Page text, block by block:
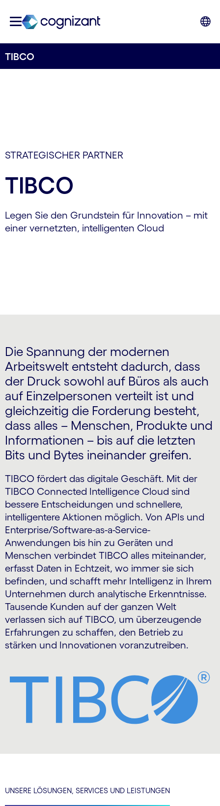
TIBCO
STRATEGISCHER PARTNER
TIBCO
Legen Sie den Grundstein für Innovation – mit
einer vernetzten, intelligenten Cloud
Die Spannung der modernen
Arbeitswelt entsteht dadurch, dass
der Druck sowohl auf Büros als auch
auf Einzelpersonen verteilt ist und
gleichzeitig die Forderung besteht,
dass alles – Menschen, Produkte und
Informationen – bis auf die letzten
Bits und Bytes ineinander greifen.
TIBCO fördert das digitale Geschäft. Mit der
TIBCO Connected Intelligence Cloud sind
bessere Entscheidungen und schnellere,
intelligentere Aktionen möglich. Von APIs und
Enterprise/Software-as-a-Service-
Anwendungen bis hin zu Geräten und
Menschen verbindet TIBCO alles miteinander,
erfasst Daten in Echtzeit, wo immer sie sich
befinden, und schafft mehr Intelligenz in Ihrem
Unternehmen durch analytische Erkenntnisse.
Tausende Kunden auf der ganzen Welt
verlassen sich auf TIBCO, um überzeugende
Erfahrungen zu schaffen, den Betrieb zu
stärken und Innovationen voranzutreiben.
UNSERE LÖSUNGEN, SERVICES UND LEISTUNGEN